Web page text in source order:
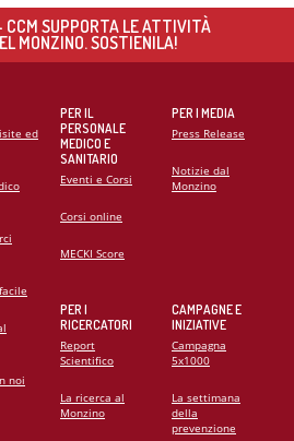
AL CONGRESSO
CCM SUPPORTA LE ATTIVITÀ
MONZINO. SOSTIENILA!
ed
noi
PER IL
PERSONALE
MEDICO E
SANITARIO
Eventi e Corsi
Corsi online
MECKI Score
PER I
RICERCATORI
Report
Scientifico
La ricerca al
Monzino
PER I MEDIA
Press Release
Notizie dal
Monzino
CAMPAGNE E
INIZIATIVE
Campagna
5x1000
La settimana
della
prevenzione